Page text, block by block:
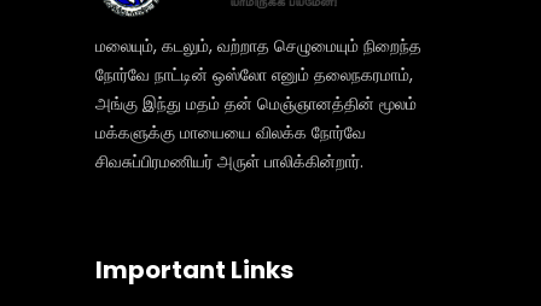
மலையும், கடலும், வற்றாத செழுமையும் நிறைந்த
நோர்வே நாட்டின் ஒஸ்லோ எனும் தலைநகரமாம்,
அங்கு இந்து மதம் தன் மெஞ்ஞானத்தின் மூலம்
மக்களுக்கு மாயையை விலக்க நோர்வே
சிவசுப்பிரமணியர் அருள் பாலிக்கின்றார்.
Important Links